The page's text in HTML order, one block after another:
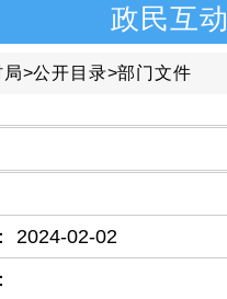
政民互动
>公开目录>部门文件
：
2024-02-02
：